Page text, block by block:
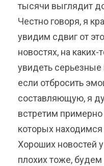
тысячи выглядит
Честно говоря, я
увидим сдвиг от
новостях, на
увидеть серьезные
если отбросить
составляющую, я
встретим примерно
которых находимся
Хороших новостей
плохих тоже, будем